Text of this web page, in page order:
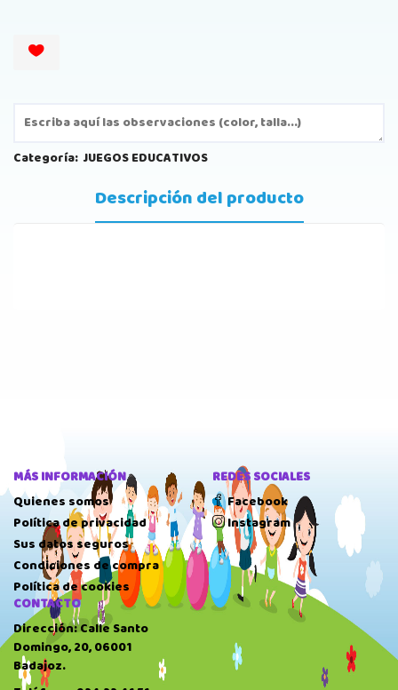
Categoría: JUEGOS EDUCATIVOS
Descripción del producto
MÁS INFORMACIÓN
Quienes somos
Política de privacidad
Sus datos seguros
Condiciones de compra
Política de cookies
REDES SOCIALES
Facebook
Instagram
CONTACTO
Dirección: Calle Santo
Domingo, 20, 06001
Badajoz.